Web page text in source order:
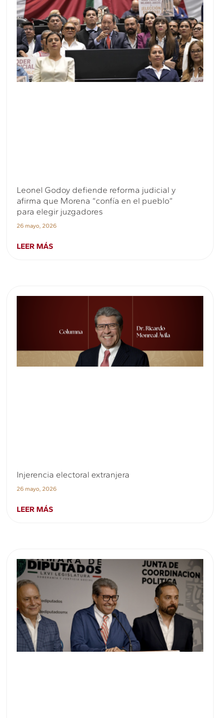
Leonel Godoy defiende reforma judicial y
afirma que Morena “confía en el pueblo”
para elegir juzgadores
26 mayo, 2026
LEER MÁS
Injerencia electoral extranjera
26 mayo, 2026
LEER MÁS